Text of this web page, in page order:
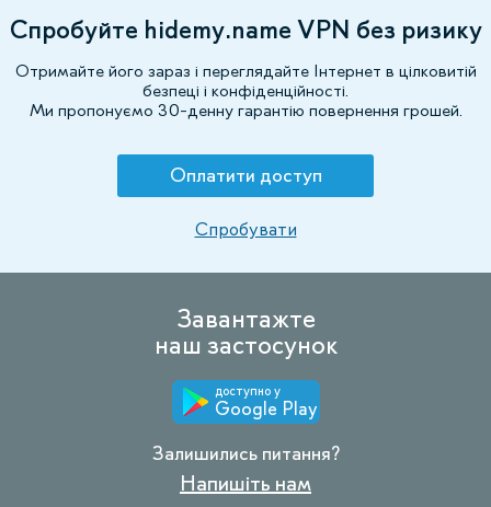
Спробуйте hidemy.name VPN без ризику
Отримайте його зараз і переглядайте Інтернет в цілковитій
безпеці і конфіденційності.
Ми пропонуємо 30-денну гарантію повернення грошей.
Оплатити доступ
Спробувати
Завантажте
наш застосунок
доступно у
Google Play
Залишились питання?
Напишіть нам